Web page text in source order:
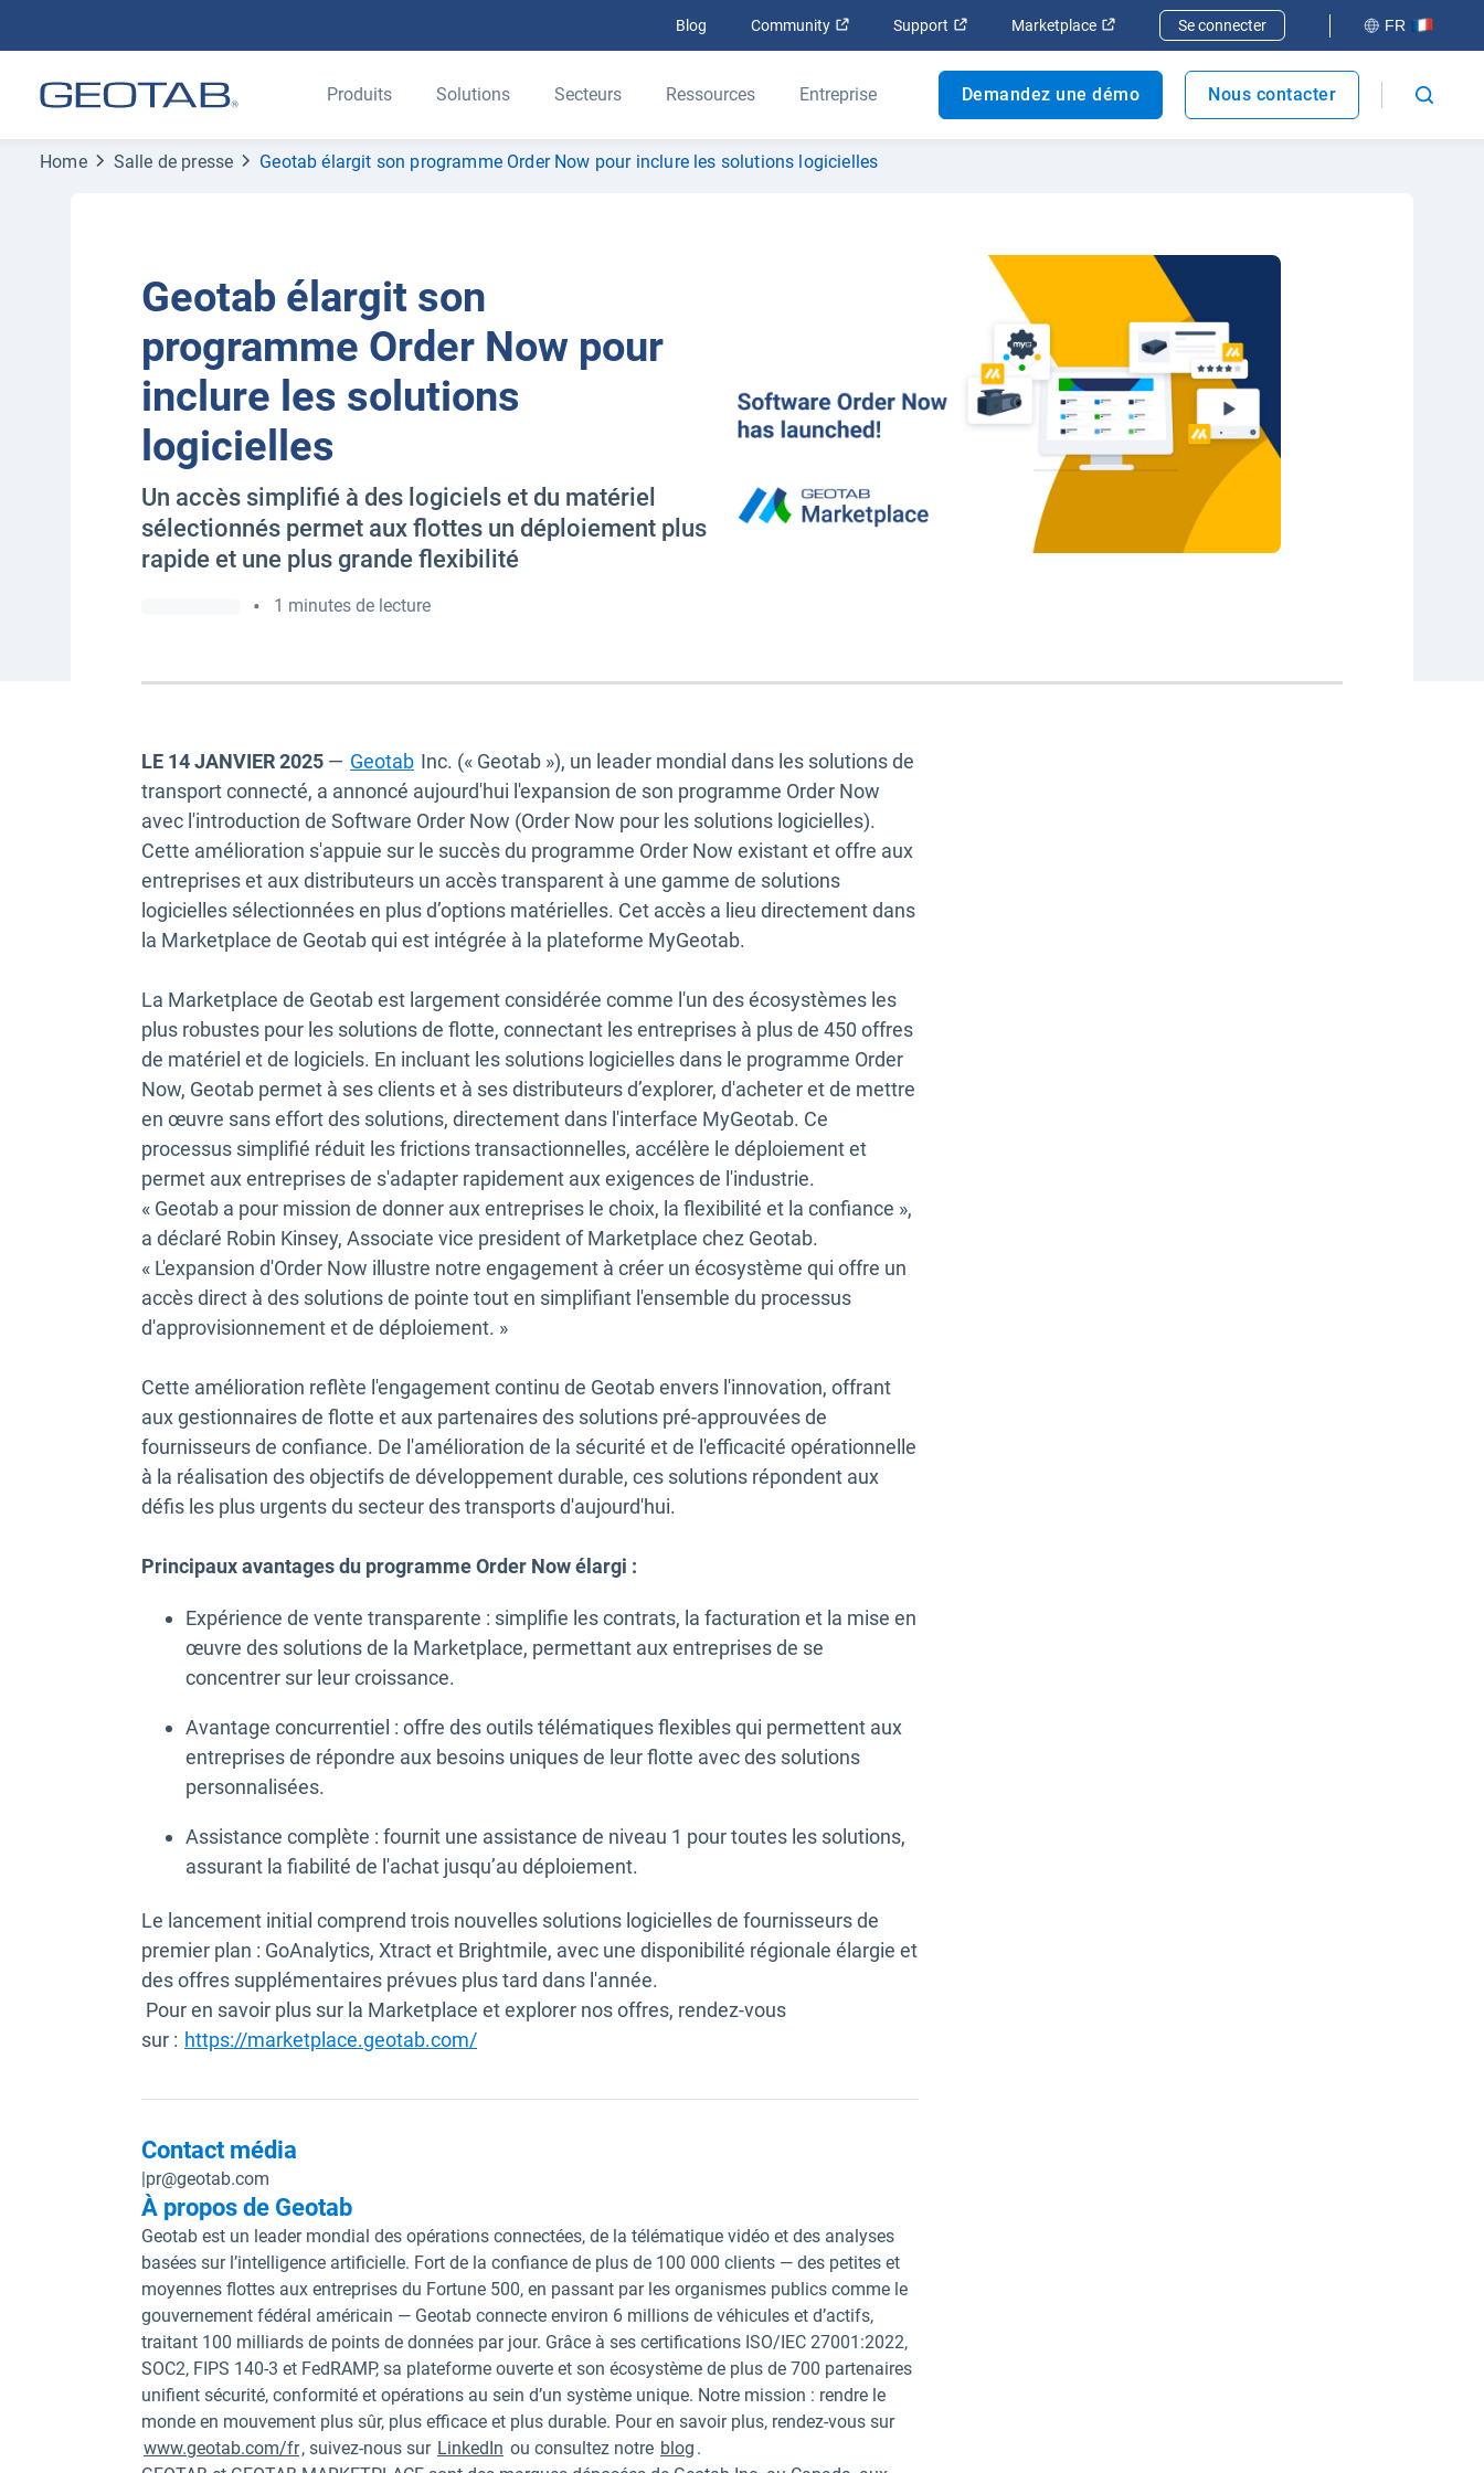
Blog Community Ouvrir dans une nouvelle fenêtre
Support Ouvrir dans une nouvelle fenêtre
Marketplace Ouvrir dans une nouvelle fenêtre
Se connecter FR
Produits Solutions Secteurs Ressources Entreprise Demandez une démo Nous contacter
Home Salle de presse Geotab élargit son programme Order Now pour inclure les solutions logicielles
Geotab élargit son
programme Order Now pour
inclure les solutions
logicielles
Un accès simplifié à des logiciels et du matériel
sélectionnés permet aux flottes un déploiement plus
rapide et une plus grande flexibilité
• 1 minutes de lecture
LE 14 JANVIER 2025 — Geotab Inc. (« Geotab »), un leader mondial dans les solutions de
transport connecté, a annoncé aujourd'hui l'expansion de son programme Order Now
avec l'introduction de Software Order Now (Order Now pour les solutions logicielles).
Cette amélioration s'appuie sur le succès du programme Order Now existant et offre aux
entreprises et aux distributeurs un accès transparent à une gamme de solutions
logicielles sélectionnées en plus d’options matérielles. Cet accès a lieu directement dans
la Marketplace de Geotab qui est intégrée à la plateforme MyGeotab.
La Marketplace de Geotab est largement considérée comme l'un des écosystèmes les
plus robustes pour les solutions de flotte, connectant les entreprises à plus de 450 offres
de matériel et de logiciels. En incluant les solutions logicielles dans le programme Order
Now, Geotab permet à ses clients et à ses distributeurs d’explorer, d'acheter et de mettre
en œuvre sans effort des solutions, directement dans l'interface MyGeotab. Ce
processus simplifié réduit les frictions transactionnelles, accélère le déploiement et
permet aux entreprises de s'adapter rapidement aux exigences de l'industrie.
« Geotab a pour mission de donner aux entreprises le choix, la flexibilité et la confiance »,
a déclaré Robin Kinsey, Associate vice president of Marketplace chez Geotab.
« L'expansion d'Order Now illustre notre engagement à créer un écosystème qui offre un
accès direct à des solutions de pointe tout en simplifiant l'ensemble du processus
d'approvisionnement et de déploiement. »
Cette amélioration reflète l'engagement continu de Geotab envers l'innovation, offrant
aux gestionnaires de flotte et aux partenaires des solutions pré-approuvées de
fournisseurs de confiance. De l'amélioration de la sécurité et de l'efficacité opérationnelle
à la réalisation des objectifs de développement durable, ces solutions répondent aux
défis les plus urgents du secteur des transports d'aujourd'hui.
Principaux avantages du programme Order Now élargi :
Expérience de vente transparente : simplifie les contrats, la facturation et la mise en
œuvre des solutions de la Marketplace, permettant aux entreprises de se
concentrer sur leur croissance.
Avantage concurrentiel : offre des outils télématiques flexibles qui permettent aux
entreprises de répondre aux besoins uniques de leur flotte avec des solutions
personnalisées.
Assistance complète : fournit une assistance de niveau 1 pour toutes les solutions,
assurant la fiabilité de l'achat jusqu’au déploiement.
Le lancement initial comprend trois nouvelles solutions logicielles de fournisseurs de
premier plan : GoAnalytics, Xtract et Brightmile, avec une disponibilité régionale élargie et
des offres supplémentaires prévues plus tard dans l'année.
Pour en savoir plus sur la Marketplace et explorer nos offres, rendez-vous
sur : https://marketplace.geotab.com/Ouvrir dans une nouvelle fenêtre
Contact média
|pr@geotab.com
À propos de Geotab
Geotab est un leader mondial des opérations connectées, de la télématique vidéo et des analyses
basées sur l’intelligence artificielle. Fort de la confiance de plus de 100 000 clients — des petites et
moyennes flottes aux entreprises du Fortune 500, en passant par les organismes publics comme le
gouvernement fédéral américain — Geotab connecte environ 6 millions de véhicules et d’actifs,
traitant 100 milliards de points de données par jour. Grâce à ses certifications ISO/IEC 27001:2022,
SOC2, FIPS 140-3 et FedRAMP, sa plateforme ouverte et son écosystème de plus de 700 partenaires
unifient sécurité, conformité et opérations au sein d’un système unique. Notre mission : rendre le
monde en mouvement plus sûr, plus efficace et plus durable. Pour en savoir plus, rendez-vous sur
www.geotab.com/fr, suivez-nous sur LinkedIn ou consultez notre blog .